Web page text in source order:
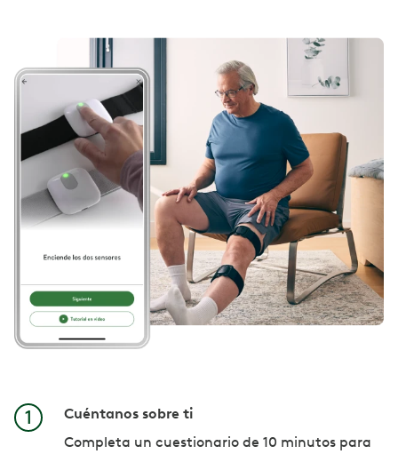
Cuéntanos sobre ti
Completa un cuestionario de 10 minutos para